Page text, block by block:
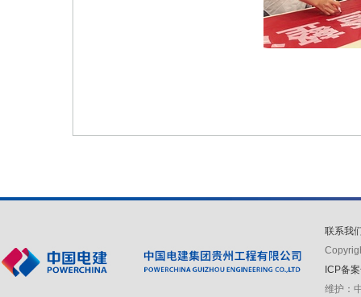
联系我
ICP备
维护：